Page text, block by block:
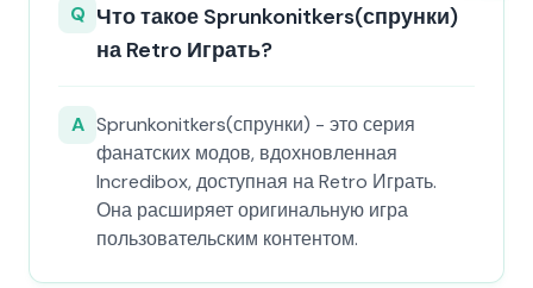
Q Что такое Sprunkonitkers(спрунки)
на Retro Играть?
A Sprunkonitkers(спрунки) - это серия
фанатских модов, вдохновленная
Incredibox, доступная на Retro Играть.
Она расширяет оригинальную игра
пользовательским контентом.